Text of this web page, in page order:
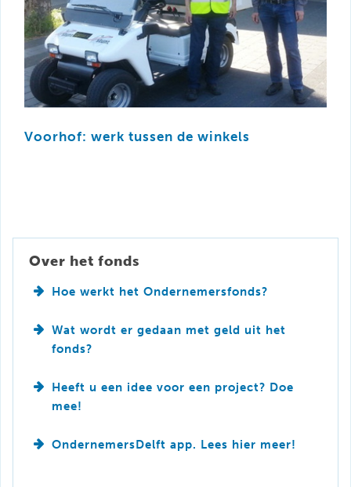
Voorhof: werk tussen de winkels
Over het fonds
Hoe werkt het Ondernemersfonds?
Wat wordt er gedaan met geld uit het
fonds?
Heeft u een idee voor een project? Doe
mee!
OndernemersDelft app. Lees hier meer!